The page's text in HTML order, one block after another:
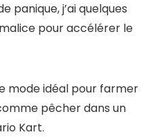
panique, j’ai quelques
pour accélérer le
mode idéal pour farmer
pêcher dans un
Kart.